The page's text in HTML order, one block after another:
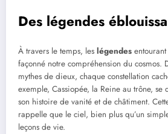
Des légendes
À travers le temps, les légendes
façonné notre compréhension du cosmos.
mythes de dieux, chaque constellation
exemple, Cassiopée, la Reine au trône, se
son histoire de vanité et de châtiment.
rappelle que le ciel, bien plus qu’un
leçons de vie.